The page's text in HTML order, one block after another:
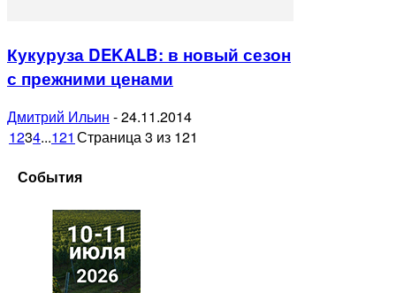
Кукуруза DEKALB: в новый сезон
с прежними ценами
Дмитрий Ильин -24.11.2014
1234...121 Страница 3 из 121
События